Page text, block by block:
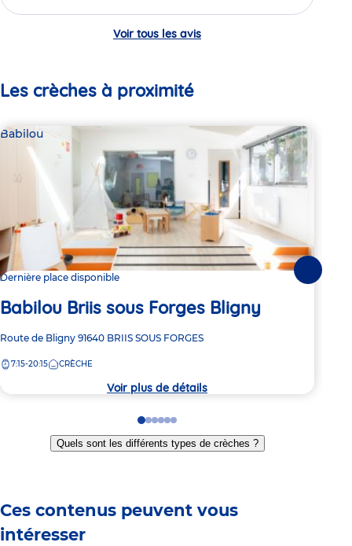
Voir tous les avis
Les crèches à proximité
Babilou
Dernière place disponible
Babilou Briis sous Forges Bligny
Adresse
la
Route de Bligny 91640 BRIIS SOUS FORGES
7:15-20:15 CRÈCHE
Voir plus de détails
Go
to
slide
Go
to
slide
Go
to
slide
Go
to
slide
Go
to
slide
Go
to
slide
Quels sont les différents types de crèches ?
Ces contenus peuvent vous
intéresser